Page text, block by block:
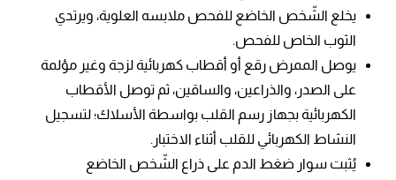
يخلع الشّخص الخاضع للفحص ملابسه العلوية، ويرتدي
الثوب الخاص للفحص.
يوصل الممرض رقع أو أقطاب كهربائية لزجة وغير مؤلمة
على الصدر، والذراعين، والساقين، ثم توصل الأقطاب
الكهربائية بجهاز رسم القلب بواسطة الأسلاك؛ لتسجيل
النشاط الكهربائي للقلب أثناء الاختبار.
يُثبت سوار ضغط الدم على ذراع الشّخص الخاضع